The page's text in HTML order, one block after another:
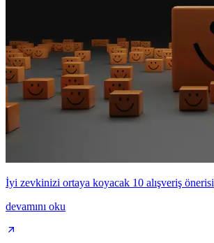
İyi zevkinizi ortaya koyacak 10 alışveriş önerisi
devamını oku